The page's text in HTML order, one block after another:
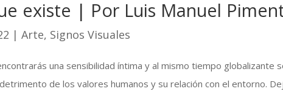
existe | Por Luis Manuel
|Arte, Signos Visuales
una sensibilidad íntima y al mismo tiempo globalizante
de los valores humanos y su relación con el entorno.